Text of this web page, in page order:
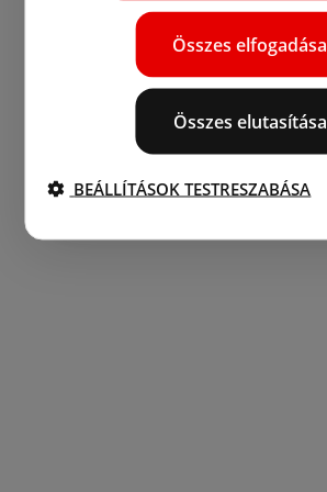
Összes elfogadása
Összes elutasítása
BEÁLLÍTÁSOK TESTRESZABÁSA